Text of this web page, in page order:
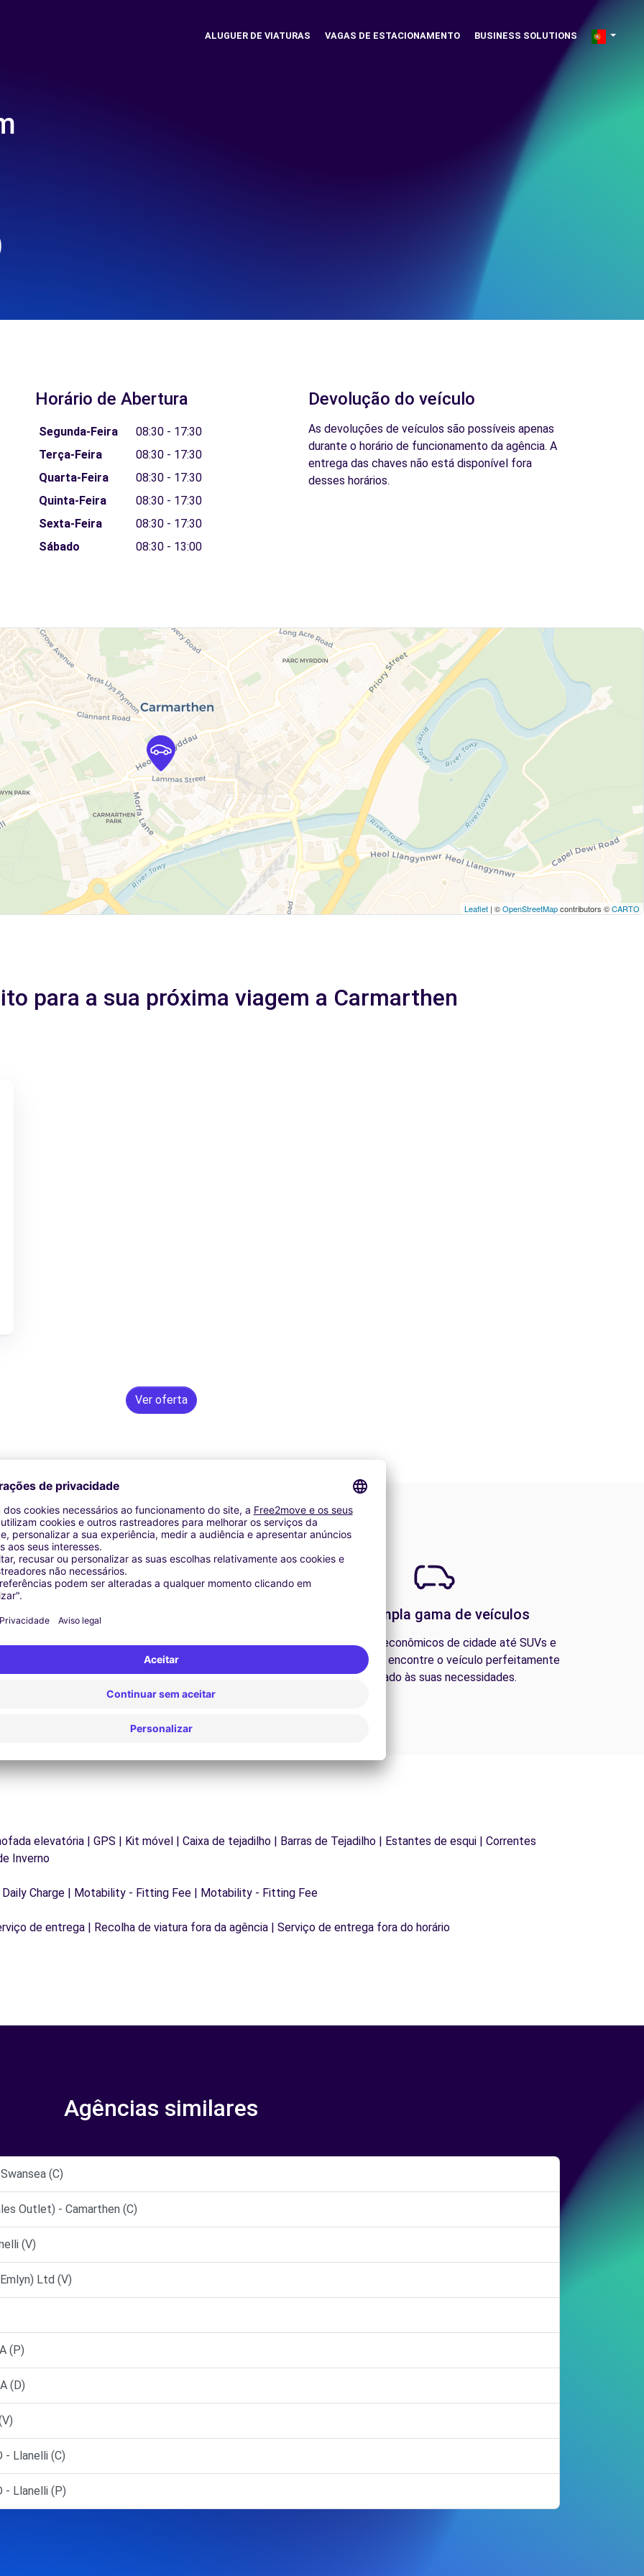
ALUGUER DE VIATURAS VAGAS DE ESTACIONAMENTO BUSINESS SOLUTIONS
Horário de Abertura
Segunda-Feira
08:30 - 17:30
Terça-Feira
08:30 - 17:30
Quarta-Feira
08:30 - 17:30
Quinta-Feira
08:30 - 17:30
Sexta-Feira
08:30 - 17:30
Sábado
08:30 - 13:00
Devolução do veículo
As devoluções de veículos são possíveis apenas
durante o horário de funcionamento da agência. A
entrega das chaves não está disponível fora
desses horários.
Leaflet | ©OpenStreetMapcontributors ©CARTO
para a sua próxima viagem a Carmarthen
Ver oferta
Problemas na estrada? O nosso serviço de apoio
está disponível a qualquer momento para garantir
uma viagem ininterrupta.
Uma ampla gama de veículos
Desde carros econômicos de cidade até SUVs e
vans familiares, encontre o veículo perfeitamente
adequado às suas necessidades.
elevatória | GPS | Kit móvel | Caixa de tejadilho | Barras de Tejadilho | Estantes de esqui | Correntes
Inverno
Charge | Motability - Fitting Fee | Motability - Fitting Fee
de entrega | Recolha de viatura fora da agência | Serviço de entrega fora do horário
Agências similares
(C)
Outlet) - Camarthen (C)
(V)
Ltd (V)
(P)
(D)
- Llanelli (C)
- Llanelli (P)